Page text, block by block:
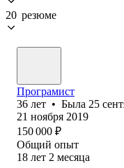
20 резюме
Програмист
36 лет • Была 25
21 ноября 2019
150 000 ₽
Общий опыт
18 лет 2 месяца